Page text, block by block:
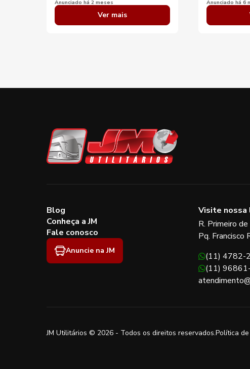
Anunciado há 2 meses
Ver mais
Anunciado há 6
Blog
Conheça a JM
Fale conosco
Anuncie na JM
Visite nossa
R. Primeiro
Pq. Francisco
(11) 4782-
(11)
JM Utilitários © 2026 - Todos os direitos reservados.Política